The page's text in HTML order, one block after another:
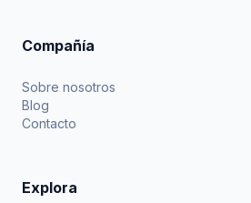
Compañía
Sobre nosotros
Blog
Contacto
Explora